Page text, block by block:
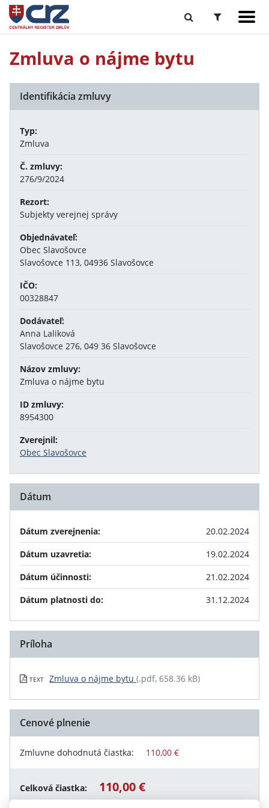
Zmluva o nájme bytu
Identifikácia zmluvy
Typ:
Zmluva
Č. zmluvy:
276/9/2024
Rezort:
Subjekty verejnej správy
Objednávateľ:
Obec Slavošovce
Slavošovce 113, 04936 Slavošovce
IČO:
00328847
Dodávateľ:
Anna Laliková
Slavošovce 276, 049 36 Slavošovce
Názov zmluvy:
Zmluva o nájme bytu
ID zmluvy:
8954300
Zverejnil:
Obec Slavošovce
Dátum
Dátum zverejnenia:
20.02.2024
Dátum uzavretia:
19.02.2024
Dátum účinnosti:
21.02.2024
Dátum platnosti do:
31.12.2024
Príloha
TEXT Zmluva o nájme bytu (.pdf, 658.36 kB)
Cenové plnenie
Zmluvne dohodnutá čiastka: 110,00 €
Celková čiastka: 110,00 €